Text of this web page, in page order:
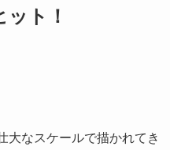
ト！
大なスケールで描かれてき